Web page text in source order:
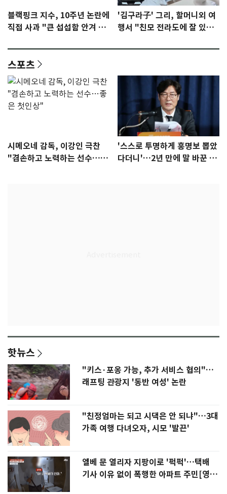
블랙핑크 지수, 10주년 논란에
직접 사과 "큰 섭섭함 안겨 미
'김구라子' 그리, 할머니외 여
행서 "친모 전라도에 잘 있
스포츠
시메오네 감독, 이강인 극찬
"겸손하고 노력하는 선수…좋
'스스로 투명하게 홍명보 뽑았
다더니'…2년 만에 말 바꾼 이
핫뉴스
"키스·포옹 가능, 추가 서비스 협의"…
래프팅 관광지 '동반 여성' 논란
"친정엄마는 되고 시댁은 안 되냐"…3대
가족 여행 다녀오자, 시모 '발끈'
엘베 문 열리자 지팡이로 '퍽퍽'…택배
기사 이유 없이 폭행한 아파트 주민[영